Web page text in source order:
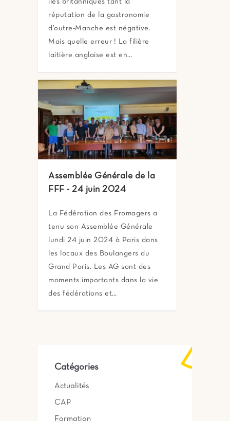
îles britanniques tant la
réputation de la gastronomie
d’outre-Manche est négative.
Mais quelle erreur ! La filière
laitière anglaise est en…
Assemblée Générale de la
FFF - 24 juin 2024
La Fédération des Fromagers a
tenu son Assemblée Générale
lundi 24 juin 2024 à Paris dans
les locaux des Boulangers du
Grand Paris. Les AG sont des
moments importants dans la vie
des fédérations et…
Catégories
Actualités
CAP
Formation